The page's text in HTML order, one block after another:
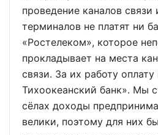
проведение каналов связи
терминалов не платят ни
«Ростелеком», которое
прокладывает на места
связи. За их работу
Тихоокеанский банк». Мы
сёлах доходы
велики, поэтому для них